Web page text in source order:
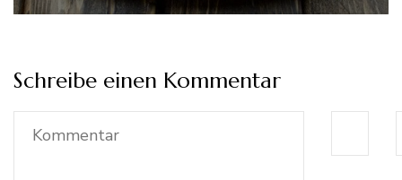
Schreibe einen Kommentar